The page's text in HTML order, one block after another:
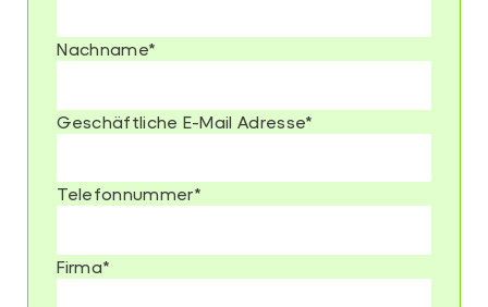
Nachname*
Geschäftliche E-Mail Adresse*
Telefonnummer*
Firma*